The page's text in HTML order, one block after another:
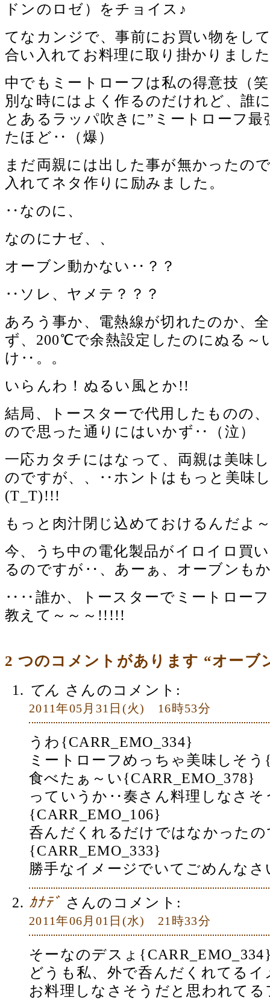
ドンのロゼ）をチョイス♪
てなカンジで、事前にお買い物をし
合い入れてお料理に取り掛かりまし
中でもミートローフは私の得意技（
別な時にはよく作るのだけれど、誰
とあるラッパ吹きに”ミートローフ最
たほど‥（爆）
まだ両親には出した事が無かったの
入れてネタ作りに励みました。
‥なのに、
なのにナゼ、、
オーブン動かない‥？？
‥ソレ、ヤメテ？？？
あろう事か、電熱線が切れたのか、
ず、200℃で余熱設定したのにぬる～
け‥。。
いらんわ！ぬるい風とか!!
結局、トースターで代用したものの
ので思った通りにはいかず‥（泣）
一応カタチにはなって、両親は美味
のですが、、‥ホントはもっと美味
(T_T)!!!
もっと肉汁閉じ込めておけるんだよ
今、うち中の電化製品がイロイロ買
るのですが‥、あーぁ、オーブンも
‥‥誰か、トースターでミートロー
教えて～～～!!!!!
2 つのコメントがあります “オー
てん さんのコメント:
2011年05月31日(火) 16時53分
うわ{CARR_EMO_334}
ミートローフめっちゃ美味しそ
食べたぁ～い{CARR_EMO_378}
っていうか‥奏さん料理しなさそ
{CARR_EMO_106}
呑んだくれるだけではなかった
{CARR_EMO_333}
勝手なイメージでいてごめんなさ
ｶﾅﾃﾞ さんのコメント:
2011年06月01日(水) 21時33分
そーなのデスょ
どうも私、外で呑んだくれてる
お料理しなさそうだと思われて